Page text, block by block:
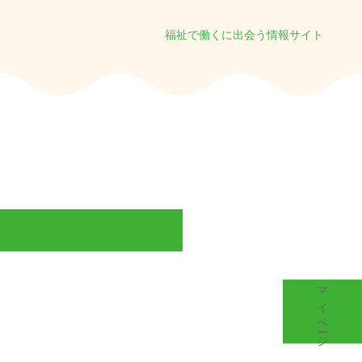
福祉で働くに出会う情報サイト
マイページ